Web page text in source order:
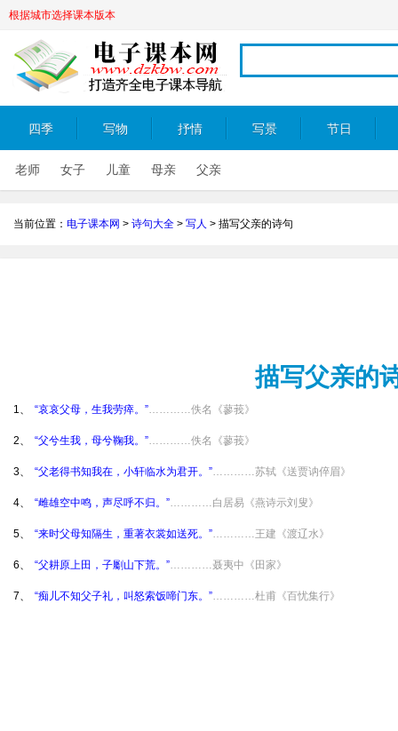
根据城市选择课本版本
四季 写物 抒情 写景 节日
老师 女子 儿童 母亲 父亲
当前位置： 电子课本网 > 诗句大全 > 写人 > 描写父亲的诗句
描写父亲的
1、 “哀哀父母，生我劳瘁。”…………佚名《蓼莪》
2、 “父兮生我，母兮鞠我。”…………佚名《蓼莪》
3、 “父老得书知我在，小轩临水为君开。”…………苏轼《送贾讷倅眉》
4、 “雌雄空中鸣，声尽呼不归。”…………白居易《燕诗示刘叟》
5、 “来时父母知隔生，重著衣裳如送死。”…………王建《渡辽水》
6、 “父耕原上田，子劚山下荒。”…………聂夷中《田家》
7、 “痴儿不知父子礼，叫怒索饭啼门东。”…………杜甫《百忧集行》